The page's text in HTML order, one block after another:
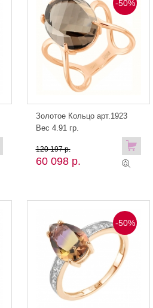
-50%
Золотое Кольцо арт.1923
Вес 4.91 гр.
60 098 р.
120 197 р.
-50%